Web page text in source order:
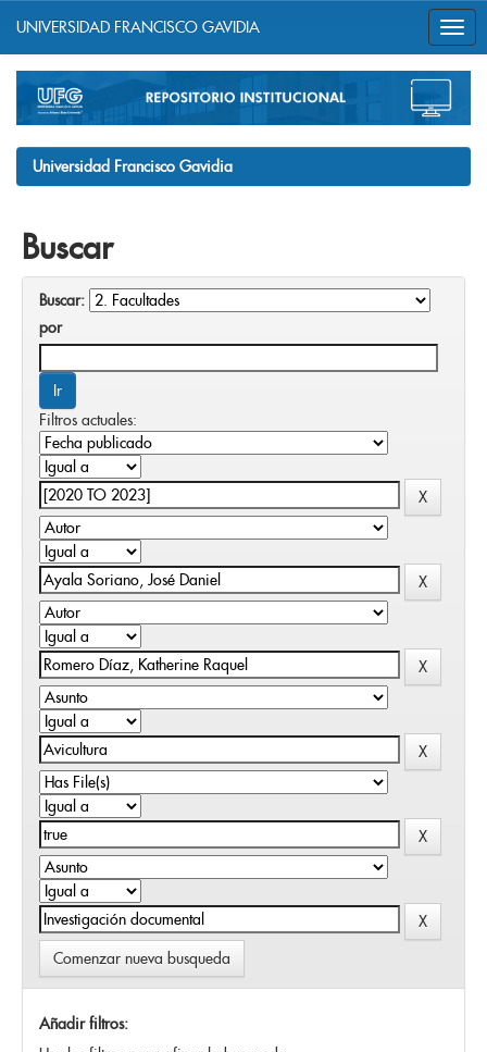
navigation
UNIVERSIDAD FRANCISCO GAVIDIA
Universidad Francisco Gavidia
Buscar
Buscar:
por
Filtros actuales:
Comenzar nueva busqueda
Añadir filtros: